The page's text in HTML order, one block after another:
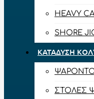
HEAVY
SHORE
ΚΑΤΆΔΥΣΗ
ΣΤΟΛΈΣ